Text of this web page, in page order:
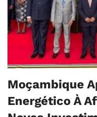
Moçambique
Energético À